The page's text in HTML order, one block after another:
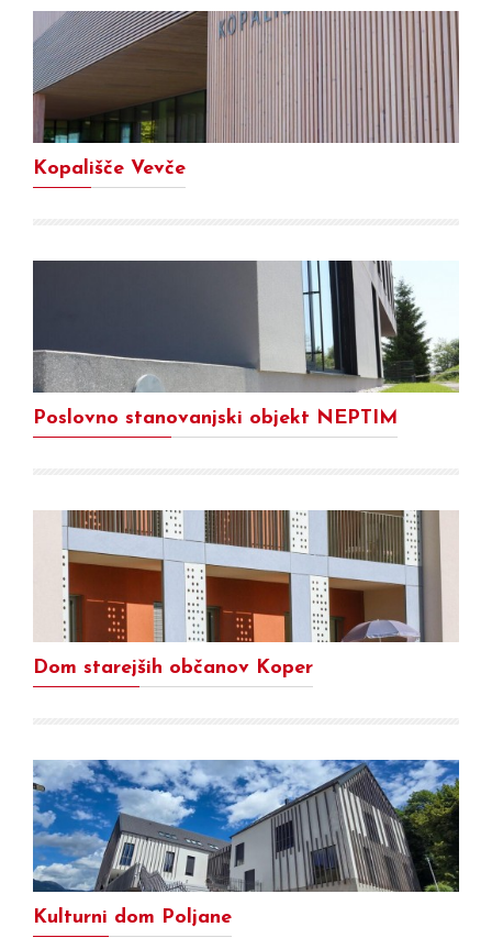
Kopališče Vevče
Poslovno stanovanjski objekt NEPTIM
Dom starejših občanov Koper
Kulturni dom Poljane